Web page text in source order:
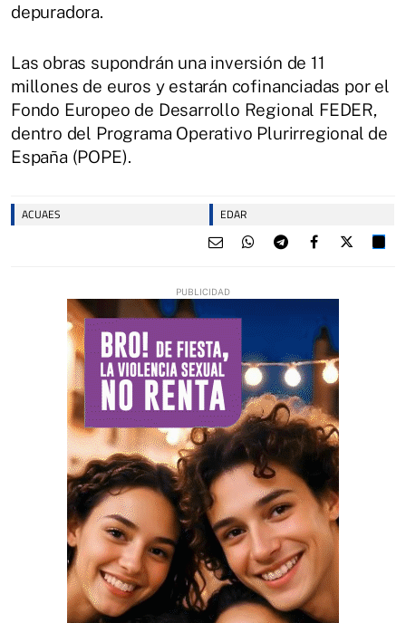
depuradora.
Las obras supondrán una inversión de 11
millones de euros y estarán cofinanciadas por el
Fondo Europeo de Desarrollo Regional FEDER,
dentro del Programa Operativo Plurirregional de
España (POPE).
ACUAES EDAR